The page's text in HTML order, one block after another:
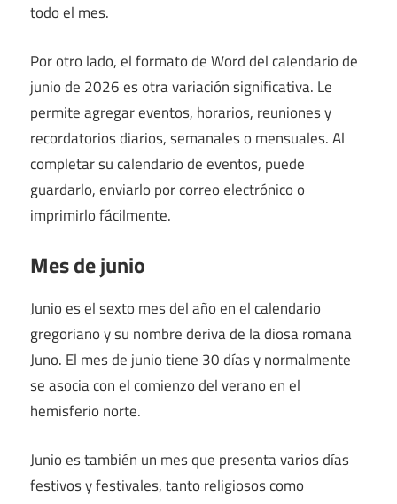
todo el mes.
Por otro lado, el formato de Word del calendario de
junio de 2026 es otra variación significativa. Le
permite agregar eventos, horarios, reuniones y
recordatorios diarios, semanales o mensuales. Al
completar su calendario de eventos, puede
guardarlo, enviarlo por correo electrónico o
imprimirlo fácilmente.
Mes de junio
Junio ​​es el sexto mes del año en el calendario
gregoriano y su nombre deriva de la diosa romana
Juno. El mes de junio tiene 30 días y normalmente
se asocia con el comienzo del verano en el
hemisferio norte.
Junio ​​es también un mes que presenta varios días
festivos y festivales, tanto religiosos como